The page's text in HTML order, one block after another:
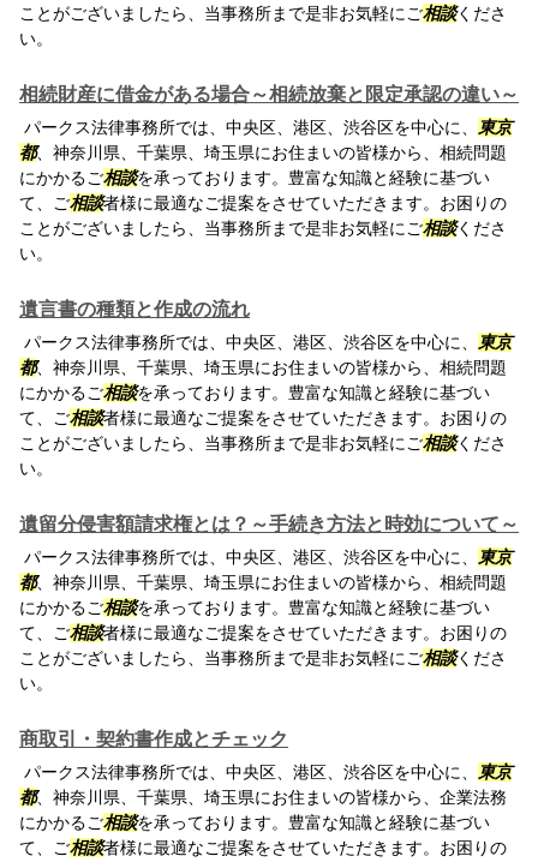
ことがございましたら、当事務所まで是非お気軽にご相談くださ
い。
相続財産に借金がある場合～相続放棄と限定承認の違い～
パークス法律事務所では、中央区、港区、渋谷区を中心に、
東京
都、神奈川県、千葉県、埼玉県にお住まいの皆様から、相続問題
にかかるご相談を承っております。豊富な知識と経験に基づい
て、ご相談者様に最適なご提案をさせていただきます。お困りの
ことがございましたら、当事務所まで是非お気軽にご相談くださ
い。
遺言書の種類と作成の流れ
パークス法律事務所では、中央区、港区、渋谷区を中心に、
東京
都、神奈川県、千葉県、埼玉県にお住まいの皆様から、相続問題
にかかるご相談を承っております。豊富な知識と経験に基づい
て、ご相談者様に最適なご提案をさせていただきます。お困りの
ことがございましたら、当事務所まで是非お気軽にご相談くださ
い。
遺留分侵害額請求権とは？～手続き方法と時効について～
パークス法律事務所では、中央区、港区、渋谷区を中心に、
東京
都、神奈川県、千葉県、埼玉県にお住まいの皆様から、相続問題
にかかるご相談を承っております。豊富な知識と経験に基づい
て、ご相談者様に最適なご提案をさせていただきます。お困りの
ことがございましたら、当事務所まで是非お気軽にご相談くださ
い。
商取引・契約書作成とチェック
パークス法律事務所では、中央区、港区、渋谷区を中心に、
東京
都、神奈川県、千葉県、埼玉県にお住まいの皆様から、企業法務
にかかるご相談を承っております。豊富な知識と経験に基づい
て、ご相談者様に最適なご提案をさせていただきます。お困りの